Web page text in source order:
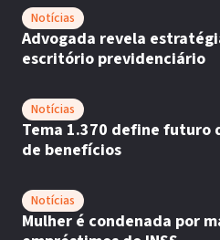
Notícias
Advogada revela
escritório previdenciário
Notícias
Tema 1.370 define futuro
de benefícios
Notícias
Mulher é condenada por